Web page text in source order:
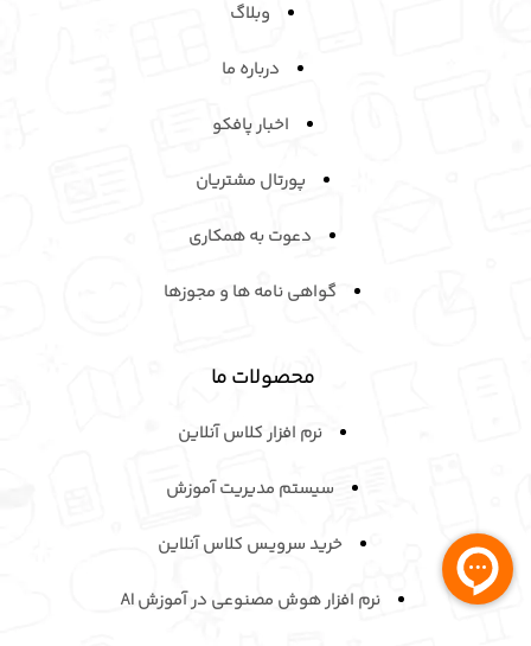
وبلاگ
درباره ما
اخبار پافکو
پورتال مشتریان
دعوت به همکاری
گواهی نامه ها و مجوزها
محصولات ما
نرم افزار کلاس آنلاین
سیستم مدیریت آموزش
خرید سرویـس کلاس آنلاین
نرم افزار هوش مصنوعی در آموزش AI